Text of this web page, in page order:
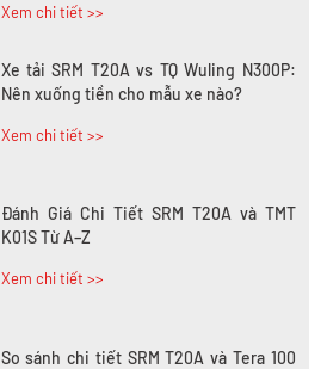
Xem chi tiết >>
Xe tải SRM T20A vs TQ Wuling N300P:
Nên xuống tiền cho mẫu xe nào?
Xem chi tiết >>
Đánh Giá Chi Tiết SRM T20A và TMT
K01S Từ A–Z
Xem chi tiết >>
So sánh chi tiết SRM T20A và Tera 100